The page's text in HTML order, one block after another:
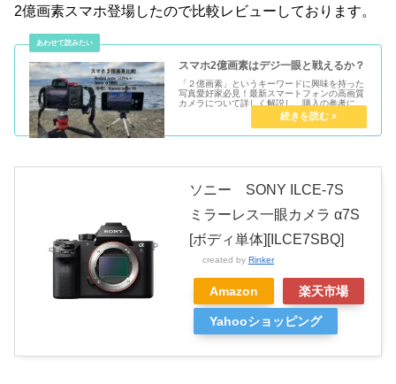
2億画素スマホ登場したので比較レビューしております。
スマホ2億画素はデジ一眼と戦えるか？
「２億画素」というキーワードに興味を持った
写真愛好家必見！最新スマートフォンの高画質
カメラについて詳しく解説し、購入の参考にな
る最新モデルも紹介します。スマホの進化を知
ソニー SONY ILCE-7S
ミラーレス一眼カメラ α7S
[ボディ単体][ILCE7SBQ]
created by Rinker
Amazon 楽天市場
Yahooショッピング